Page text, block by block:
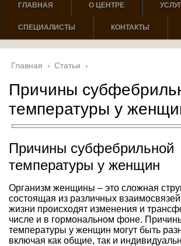
ГЛАВНАЯ О ЦЕНТРЕ
СПЕЦИАЛИСТЫ КОНТАКТЫ
Главная › Статьи ›
Причины
температуры у
Причины субфебрильной
температуры у женщин
Организм женщины – это сложная
состоящая из различных
жизни происходят изменения и
числе и в гормональном фоне.
температуры у женщин могут быть
включая как общие, так и